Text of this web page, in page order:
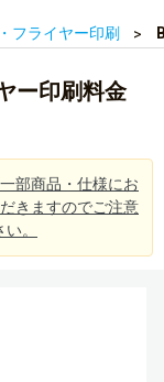
フライヤー印刷
ー印刷料金
部商品・仕様にお
きますのでご注意
。